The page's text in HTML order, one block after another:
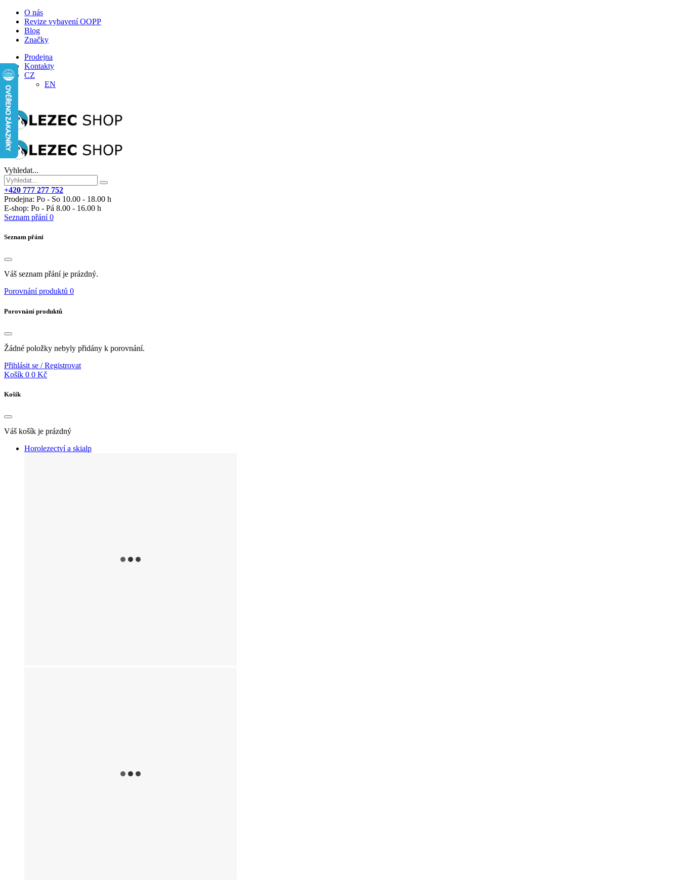
O nás
Revize vybavení OOPP
Blog
Značky
Prodejna
Kontakty
CZ
EN
Vyhledat...
+420 777 277 752
Prodejna: Po - So 10.00 - 18.00 h
E-shop: Po - Pá 8.00 - 16.00 h
Seznam přání 0
Seznam přání
Váš seznam přání je prázdný.
Porovnání produktů 0
Porovnání produktů
Žádné položky nebyly přidány k porovnání.
Přihlásit se / Registrovat
Košík 0 0 Kč
Košík
Váš košík je prázdný
Horolezectví a skialp